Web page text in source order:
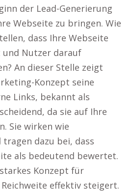
der Lead-Generierung
Webseite zu bringen. Wie
dass Ihre Webseite
und Nutzer darauf
An dieser Stelle zeigt
Konzept seine
Links, bekannt als
da sie auf Ihre
Sie wirken wie
dazu bei, dass
als bedeutend bewertet.
Konzept für
effektiv steigert.